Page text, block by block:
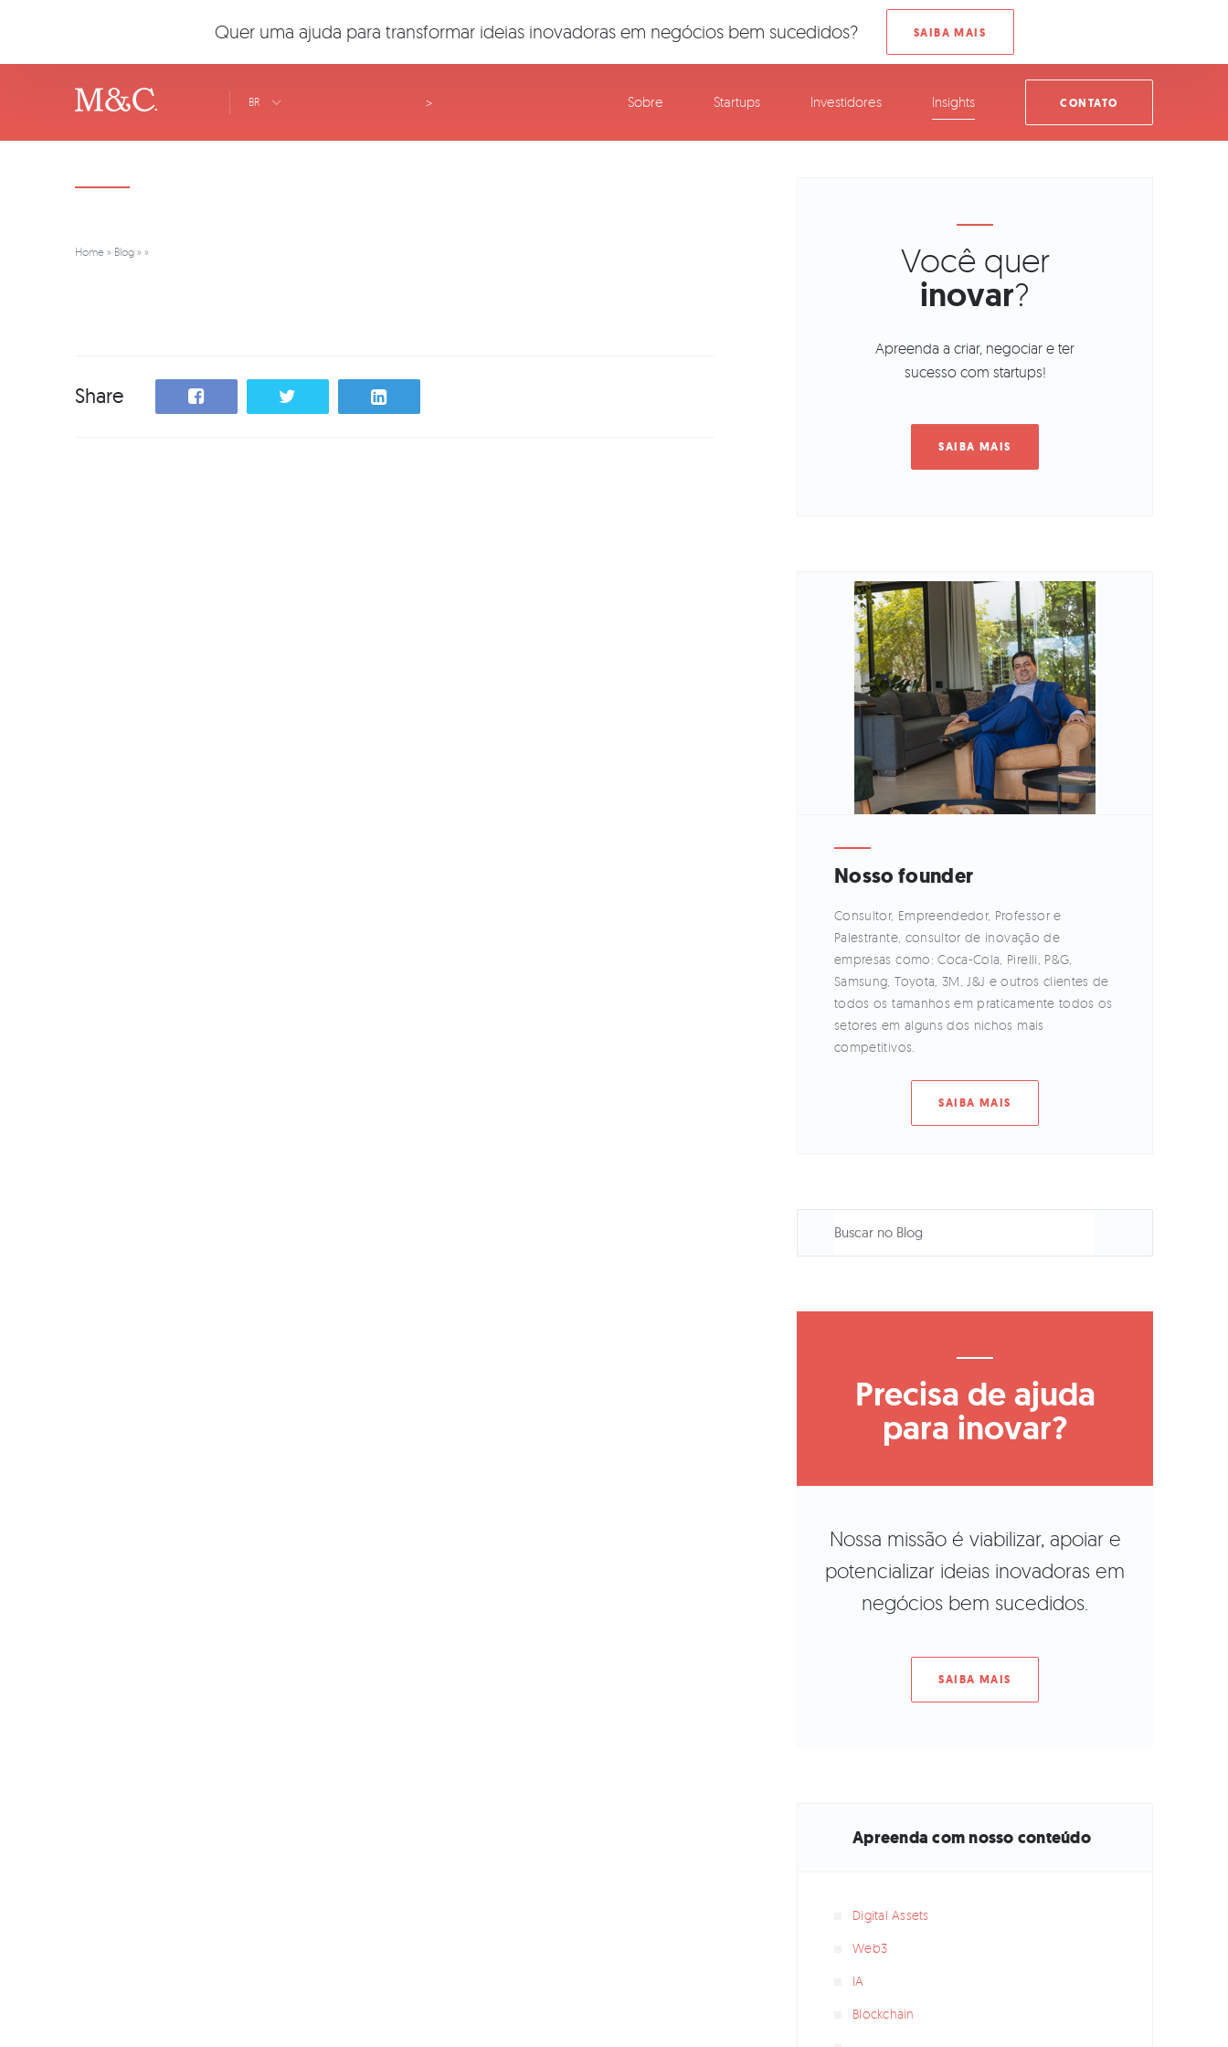
BR > Sobre Startups Investidores Insights CONTATO
Home » Blog » »
Share
Você quer
inovar?
Apreenda a criar, negociar e ter
sucesso com startups!
Nosso founder
Consultor, Empreendedor, Professor e
Palestrante, consultor de inovação de
empresas como: Coca-Cola, Pirelli, P&G,
Samsung, Toyota, 3M, J&J e outros clientes de
todos os tamanhos em praticamente todos os
setores em alguns dos nichos mais
competitivos.
SAIBA MAIS
Precisa de ajuda
para inovar?
Nossa missão é viabilizar, apoiar e
potencializar ideias inovadoras em
negócios bem sucedidos.
SAIBA MAIS
Apreenda com nosso conteúdo
Digital Assets
Web3
IA
Blockchain
Quer uma ajuda para transformar ideias inovadoras em negócios bem sucedidos?